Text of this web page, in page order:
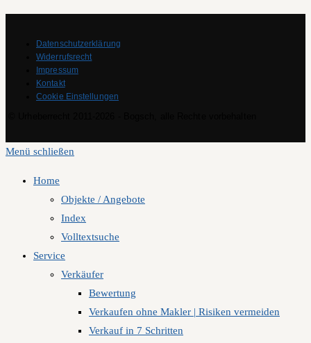
Datenschutzerklärung
Widerrufsrecht
Impressum
Kontakt
Cookie Einstellungen
Menü schließen
Home
Objekte / Angebote
Index
Volltextsuche
Service
Verkäufer
Bewertung
Verkaufen ohne Makler | Risiken vermeiden
Verkauf in 7 Schritten